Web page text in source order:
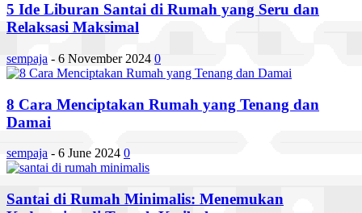
5 Ide Liburan Santai di Rumah yang Seru dan
Relaksasi Maksimal
sempaja - 6 November 2024 0
8 Cara Menciptakan Rumah yang Tenang dan
Damai
sempaja - 6 June 2024 0
Santai di Rumah Minimalis: Menemukan